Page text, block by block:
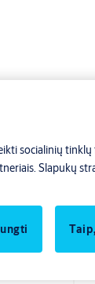
socialinių
Slapukų